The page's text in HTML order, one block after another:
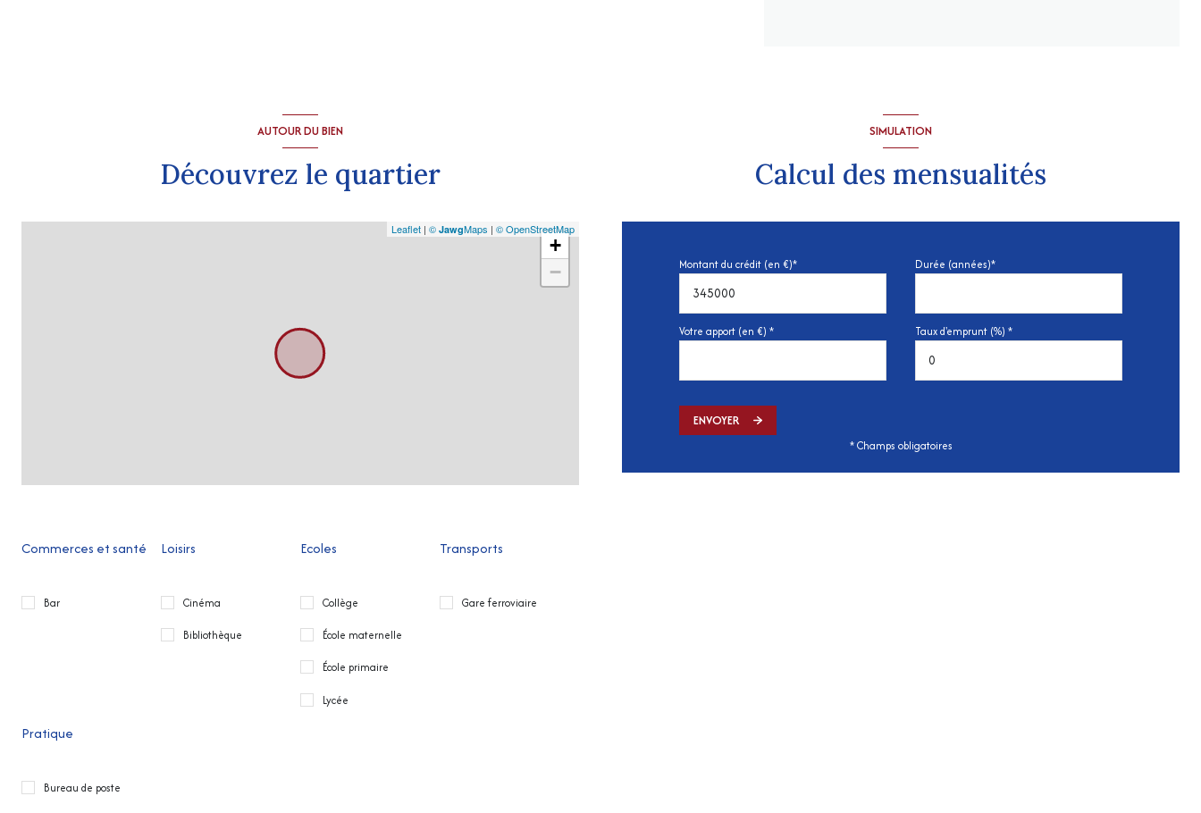
AUTOUR DU BIEN
Découvrez le quartier
+
−
Leaflet | © JawgMaps | © OpenStreetMap
Commerces et santé
Bar
Loisirs
Cinéma
Bibliothèque
Ecoles
Collège
École maternelle
École primaire
Lycée
Transports
Gare ferroviaire
Pratique
Bureau de poste
SIMULATION
Calcul des mensualités
Montant du crédit (en €)* Durée (années)*
Votre apport (en €) * Taux d'emprunt (%) *
ENVOYER
* Champs obligatoires